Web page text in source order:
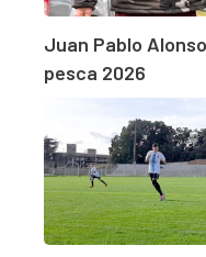
Juan Pablo
pesca 2026